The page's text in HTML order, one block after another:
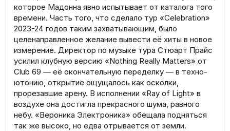
которое Мадонна явно испытывает от каталога того
времени. Часть того, что сделало тур «Celebration»
2023-24 годов таким захватывающим, было
целенаправленное желание вывести её хиты в новое
измерение. Директор по музыке тура Стюарт Прайс
усилил клубную версию «Nothing Really Matters» от
Club 69 — её окончательную переделку — в техно-
ютонию, открытие ощущалось как осколки,
прорезавшие арену. В исполнении «Ray of Light» в
воздухе она достигла прекрасного шума, равного
небу. «Вероника Электроника» обещала подняться
так же высоко, но едва отрывается от земли.